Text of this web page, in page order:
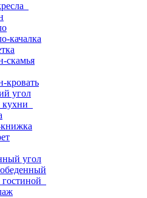
качалка
скамья
кровать
угол
кухни
угол